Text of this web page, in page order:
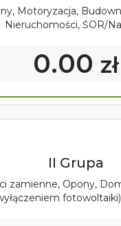
Motoryzacja,
Nieruchomości, ŚOR/
0.00 zł
II Grupa
zamienne, Opony,